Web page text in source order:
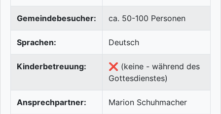
Gemeindebesucher: ca. 50-100 Personen
Sprachen: Deutsch
Kinderbetreuung:
❌ (keine - während des
Gottesdienstes)
Ansprechpartner: Marion Schuhmacher